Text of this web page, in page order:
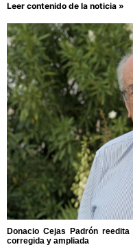
Leer contenido de la noticia »
Donacio Cejas Padrón
corregida y ampliada